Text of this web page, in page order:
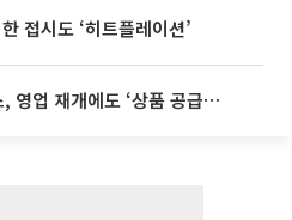
접시도 ‘히트플레이션’
‘회생 D-3주’ 홈플러스, 영업 재개에도 ‘상품 공급망’ 복구가 생존 관건